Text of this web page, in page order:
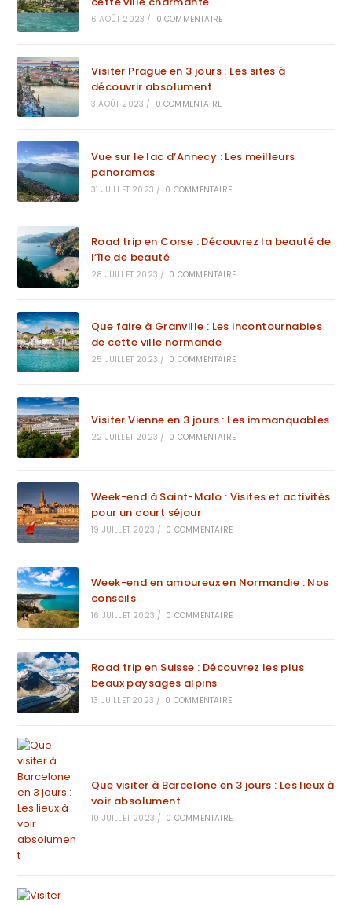
6 AOÛT 2023 / 0 COMMENTAIRE
Visiter Prague en 3 jours : Les sites à
découvrir absolument
3 AOÛT 2023 / 0 COMMENTAIRE
Vue sur le lac d’Annecy : Les meilleurs
panoramas
31 JUILLET 2023 / 0 COMMENTAIRE
Road trip en Corse : Découvrez la beauté de
l’île de beauté
28 JUILLET 2023 / 0 COMMENTAIRE
Que faire à Granville : Les incontournables
de cette ville normande
25 JUILLET 2023 / 0 COMMENTAIRE
Visiter Vienne en 3 jours : Les immanquables
22 JUILLET 2023 / 0 COMMENTAIRE
Week-end à Saint-Malo : Visites et activités
pour un court séjour
19 JUILLET 2023 / 0 COMMENTAIRE
Week-end en amoureux en Normandie : Nos
conseils
16 JUILLET 2023 / 0 COMMENTAIRE
Road trip en Suisse : Découvrez les plus
beaux paysages alpins
13 JUILLET 2023 / 0 COMMENTAIRE
Que visiter à Barcelone en 3 jours : Les lieux à
voir absolument
10 JUILLET 2023 / 0 COMMENTAIRE